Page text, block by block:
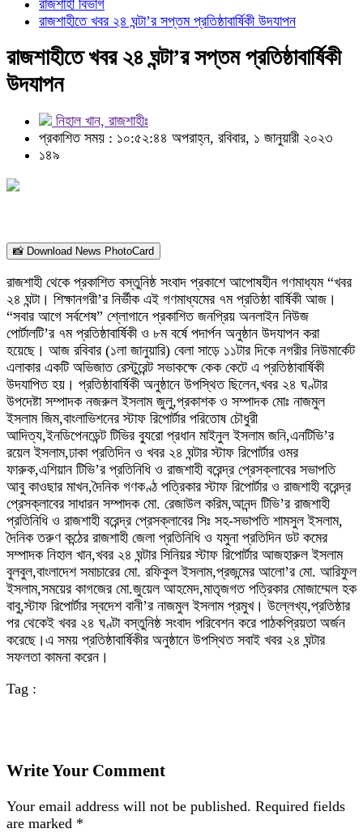
রাজশাহী বিভাগ
রাজশাহীতে খবর ২৪ ঘন্টা’র সপ্তম প্রতিষ্ঠাবার্ষিকী উদযাপন
রাজশাহীতে খবর ২৪ ঘন্টা’র সপ্তম প্রতিষ্ঠাবার্ষিকী
উদযাপন
নিহাল খান, রাজশাহীঃ
প্রকাশিত সময় : ১০:৫২:৪৪ অপরাহ্ন, রবিবার, ১ জানুয়ারী ২০২৩
১৪৯
📸 Download News PhotoCard
রাজশাহী থেকে প্রকাশিত বস্তুনিষ্ঠ সংবাদ প্রকাশে আপোষহীন গণমাধ্যম “খবর
২৪ ঘন্টা। শিক্ষানগরী’র নির্ভীক এই গণমাধ্যমের ৭ম প্রতিষ্ঠা বার্ষিকী আজ।
“সবার আগে সর্বশেষ” শ্লোগানে প্রকাশিত জনপ্রিয় অনলাইন নিউজ
পোর্টালটি’র ৭ম প্রতিষ্ঠাবার্ষিকী ও ৮ম বর্ষে পদার্পন অনুষ্ঠান উদযাপন করা
হয়েছে। আজ রবিবার (১লা জানুয়ারি) বেলা সাড়ে ১১টার দিকে নগরীর নিউমার্কেট
এলাকার একটি অভিজাত রেস্টুরেন্ট সভাকক্ষে কেক কেটে এ প্রতিষ্ঠাবার্ষিকী
উদযাপিত হয়। প্রতিষ্ঠাবার্ষিকী অনুষ্ঠানে উপস্থিত ছিলেন,খবর ২৪ ঘণ্টার
উপদেষ্টা সম্পাদক নজরুল ইসলাম জুলু,প্রকাশক ও সম্পাদক মোঃ নাজমুল
ইসলাম জিম,বাংলাভিশনের স্টাফ রিপোর্টার পরিতোষ চৌধুরী
আদিত্য,ইনডিপেনডেন্ট টিভির ব্যুরো প্রধান মাইনুল ইসলাম জনি,এনটিভি’র
রয়েল ইসলাম,ঢাকা প্রতিদিন ও খবর ২৪ ঘন্টার স্টাফ রিপোর্টার ওমর
ফারুক,এশিয়ান টিভি’র প্রতিনিধি ও রাজশাহী বরেন্দ্র প্রেসক্লাবের সভাপতি
আবু কাওছার মাখন,দৈনিক গণকণ্ঠ পত্রিকার স্টাফ রিপোর্টার ও রাজশাহী বরেন্দ্র
প্রেসক্লাবের সাধারন সম্পাদক মো. রেজাউল করিম,আনন্দ টিভি’র রাজশাহী
প্রতিনিধি ও রাজশাহী বরেন্দ্র প্রেসক্লাবের সিঃ সহ-সভাপতি শামসুল ইসলাম,
দৈনিক তরুণ কন্ঠের রাজশাহী জেলা প্রতিনিধি ও যমুনা প্রতিদিন ডট কমের
সম্পাদক নিহাল খান,খবর ২৪ ঘন্টার সিনিয়র স্টাফ রিপোর্টার আজহারুল ইসলাম
বুলবুল,বাংলাদেশ সমাচারের মো. রফিকুল ইসলাম,প্রজন্মের আলো’র মো. আরিফুল
ইসলাম,সময়ের কাগজের মো.জুয়েল আহমেদ,মাতৃজগত পত্রিকার মোজাম্মেল হক
বাবু,স্টাফ রিপোর্টার স্বদেশ বানী’র নাজমুল ইসলাম প্রমুখ। উল্লেখ্য,প্রতিষ্ঠার
পর থেকেই খবর ২৪ ঘণ্টা বস্তুনিষ্ঠ সংবাদ পরিবেশন করে পাঠকপ্রিয়তা অর্জন
করেছে।এ সময় প্রতিষ্ঠাবার্ষিকীর অনুষ্ঠানে উপস্থিত সবাই খবর ২৪ ঘন্টার
সফলতা কামনা করেন।
Tag :
Write Your Comment
Your email address will not be published. Required fields
are marked *